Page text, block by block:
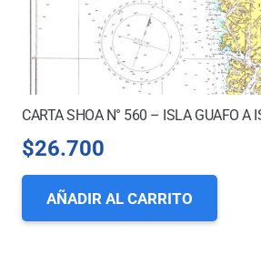
$26.700
AÑADIR AL CARRITO